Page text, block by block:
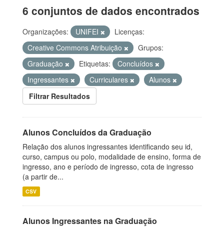
6 conjuntos de dados encontrados
Organizações: UNIFEI
Licenças:
Creative Commons Atribuição
Grupos:
Graduação
Etiquetas:
Concluídos
Ingressantes
Curriculares
Alunos
Filtrar Resultados
Alunos Concluídos da Graduação
Relação dos alunos ingressantes identificando seu id,
curso, campus ou polo, modalidade de ensino, forma de
ingresso, ano e período de ingresso, cota de ingresso
(a partir de...
CSV
Alunos Ingressantes na Graduação